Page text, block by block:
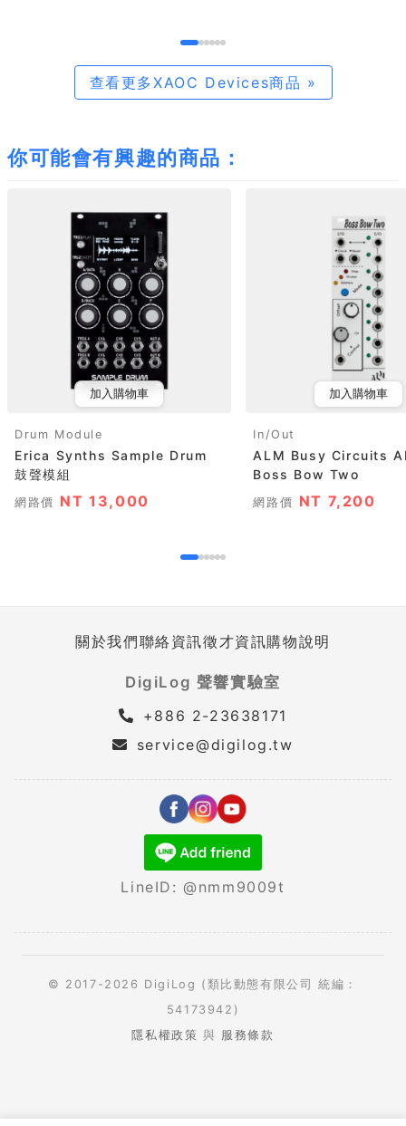
查看更多XAOC Devices商品 »
你可能會有興趣的商品：
加入購物車
Drum Module
Erica Synths Sample Drum
鼓聲模組
網路價 NT 13,000
加入購物車
In/Out
ALM Busy Circuits
Boss Bow Two
網路價 NT 7,200
關於我們聯絡資訊徵才資訊購物說明
DigiLog 聲響實驗室
+886 2-23638171
service@digilog.tw
LineID: @nmm9009t
© 2017-2026 DigiLog (類比動態有限公司 統編：
54173942)
隱私權政策 與 服務條款